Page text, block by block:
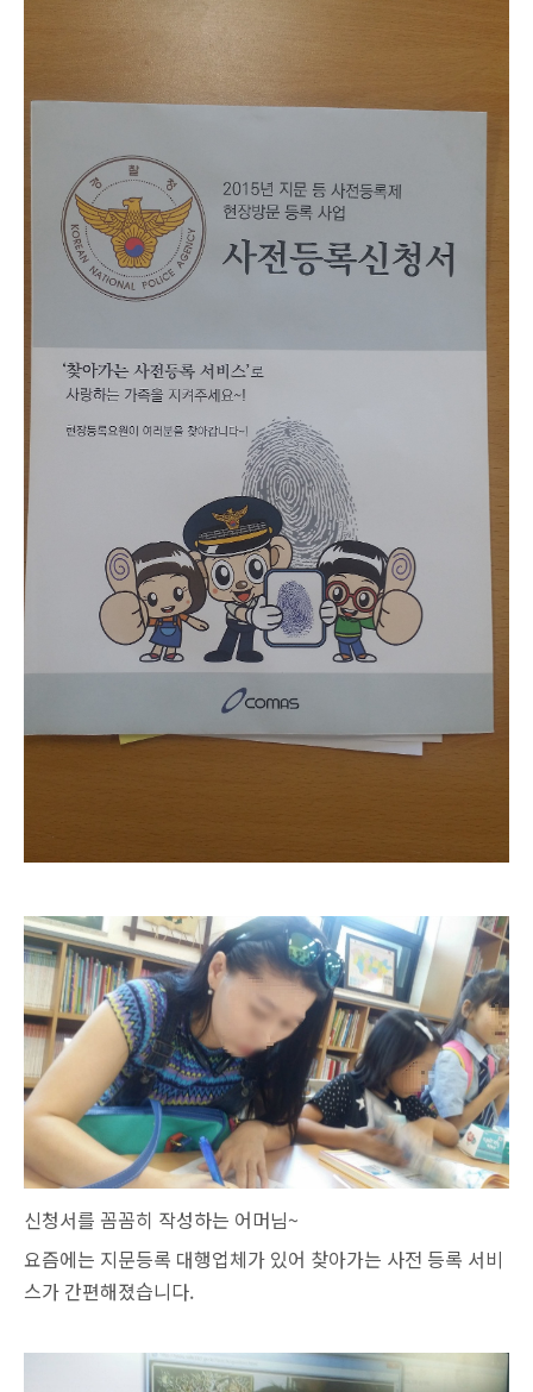
신청서를 꼼꼼히 작성하는 어머님~
요즘에는 지문등록 대행업체가 있어 찾아가는 사전 등록 서비
스가 간편해졌습니다.